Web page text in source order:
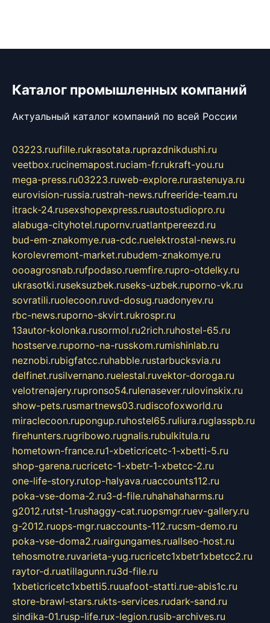
Каталог промышленных компаний
Актуальный каталог компаний по всей России
03223.ruufille.rukrasotata.ruprazdnikdushi.ru
veetbox.rucinemapost.ruciam-fr.rukraft-you.ru
mega-press.ru03223.ruweb-explore.rurastenuya.ru
eurovision-russia.rustrah-news.rufreeride-team.ru
itrack-24.rusexshopexpress.ruautostudiopro.ru
alabuga-cityhotel.rupornv.ruatlantpereezd.ru
bud-em-znakomye.rua-cdc.ruelektrostal-news.ru
korolevremont-market.rubudem-znakomye.ru
oooagrosnab.rufpodaso.ruemfire.rupro-otdelky.ru
ukrasotki.ruseksuzbek.ruseks-uzbek.ruporno-vk.ru
sovratili.ruolecoon.ruvd-dosug.ruadonyev.ru
rbc-news.ruporno-skvirt.rukrospr.ru
13autor-kolonka.rusormol.ru2rich.ruhostel-65.ru
hostserve.ruporno-na-russkom.rumishinlab.ru
neznobi.rubigfatcc.ruhabble.rustarbucksvia.ru
delfinet.rusilvernano.ruelestal.ruvektor-doroga.ru
velotrenajery.rupronso54.rulenasever.rulovinskix.ru
show-pets.rusmartnews03.rudiscofoxworld.ru
miraclecoon.rupongup.ruhostel65.ruliura.ruglasspb.ru
firehunters.rugribowo.rugnalis.rubulkitula.ru
hometown-france.ru1-xbeticricetc-1-xbetti-5.ru
shop-garena.rucricetc-1-xbetr-1-xbetcc-2.ru
one-life-story.rutop-halyava.ruaccounts112.ru
poka-vse-doma-2.ru3-d-file.ruhahahaharms.ru
g2012.rutst-1.rushaggy-cat.ruopsmgr.ruev-gallery.ru
g-2012.ruops-mgr.ruaccounts-112.rucsm-demo.ru
poka-vse-doma2.ruairgungames.ruallseo-host.ru
tehosmotre.ruvarieta-yug.rucricetc1xbetr1xbetcc2.ru
raytor-d.ruatillagunn.ru3d-file.ru
1xbeticricetc1xbetti5.ruuafoot-statti.rue-abis1c.ru
store-brawl-stars.rukts-services.rudark-sand.ru
sindika-01.rusp-life.rux-legion.rusib-archives.ru